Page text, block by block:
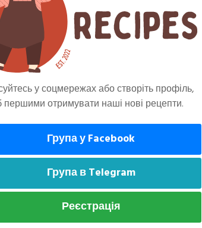
чорниці (можна свіжу,
розмарину, мед та
хвилин|мінути| на
та мангольду, заправити
посипати обсмаженими
у соцмережах або створіть профіль,
отримувати наші нові рецепти.
Група у Facebook
Група в Telegram
Реєстрація